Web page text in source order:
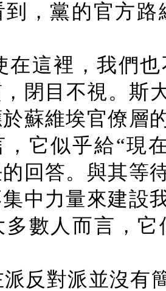
，黨的官方
在這裡，我們
閉目不視。斯
蘇維埃官僚層
，它似乎給“現
回答。與其等
中力量來建設
多數人而言，
反對派並沒有